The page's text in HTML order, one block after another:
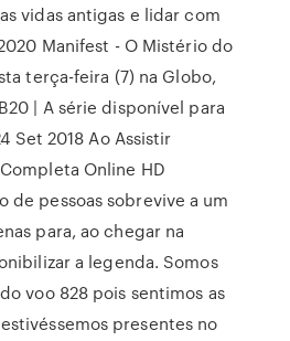
vidas antigas e lidar com
Manifest - O Mistério do
terça-feira (7) na Globo,
| A série disponível para
Set 2018 Ao Assistir
Online HD
de pessoas sobrevive a um
para, ao chegar na
a legenda. Somos
voo 828 pois sentimos as
presentes no